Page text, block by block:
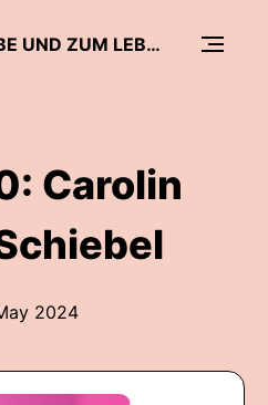
MUT ZUR FARBE UND ZUM LEBEN
Carolin
2024